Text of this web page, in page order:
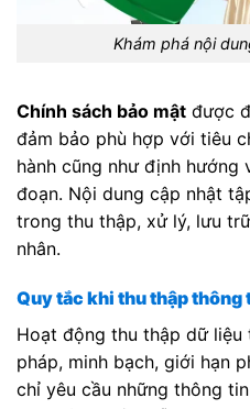
Khám phá nội
Chính sách bảo mật được
đảm bảo phù hợp với tiêu
hành cũng như định hướng
đoạn. Nội dung cập nhật
trong thu thập, xử lý, lưu
nhân.
Quy tắc khi thu thập thông
Hoạt động thu thập dữ liệu
pháp, minh bạch, giới hạn
chỉ yêu cầu những thông